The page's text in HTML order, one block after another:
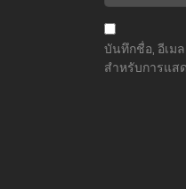
ตอนที่ 2
ตอนที่ 1
บันทึกชื่อ, อีเม
สำหรับการแส